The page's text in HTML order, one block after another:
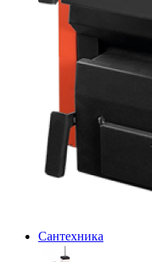
Сантехника